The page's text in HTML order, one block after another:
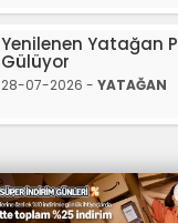
Yenilenen Yatağan
Gülüyor
28-07-2026 - YATAĞAN